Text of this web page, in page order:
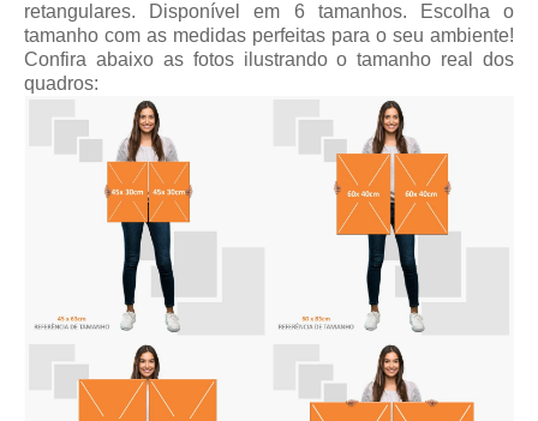
retangulares. Disponível em 6 tamanhos. Escolha o
tamanho com as medidas perfeitas para o seu ambiente!
Confira abaixo as fotos ilustrando o tamanho real dos
quadros: